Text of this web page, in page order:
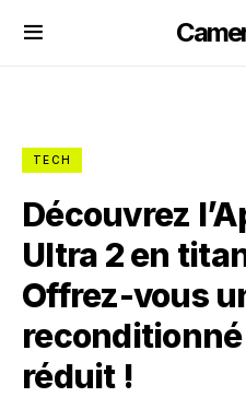
TECH
Découvrez
Ultra 2 en
Offrez-vous
reconditionné
réduit !